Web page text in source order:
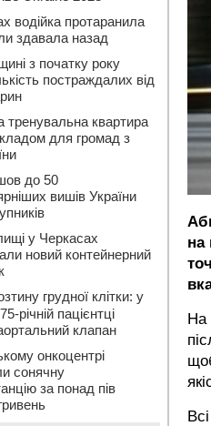
на
На
водійка протаранила
здавала назад
з початку року
постраждалих від
тренувальна квартира
для громад з
до 50
вишів України
у Черкасах
новий контейнерний
грудної клітки: у
річній пацієнтці
клапан
онкоцентрі
сонячну
за понад пів